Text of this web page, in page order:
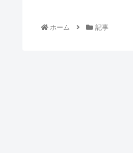
ホーム 記事